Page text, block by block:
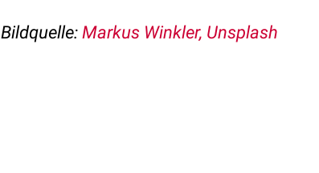
Bildquelle: Markus Winkler, Unsplash